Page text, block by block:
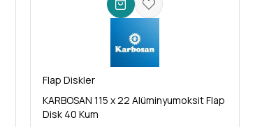
Flap Diskler
KARBOSAN 115 x 22 Alüminyumoksit Flap
Disk 40 Kum